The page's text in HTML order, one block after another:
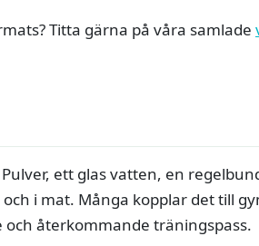
Titta gärna på våra samlade
ett glas vatten, en
i mat. Många kopplar det till
återkommande träningspass.